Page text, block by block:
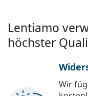
Lentiamo
höchster
Wir